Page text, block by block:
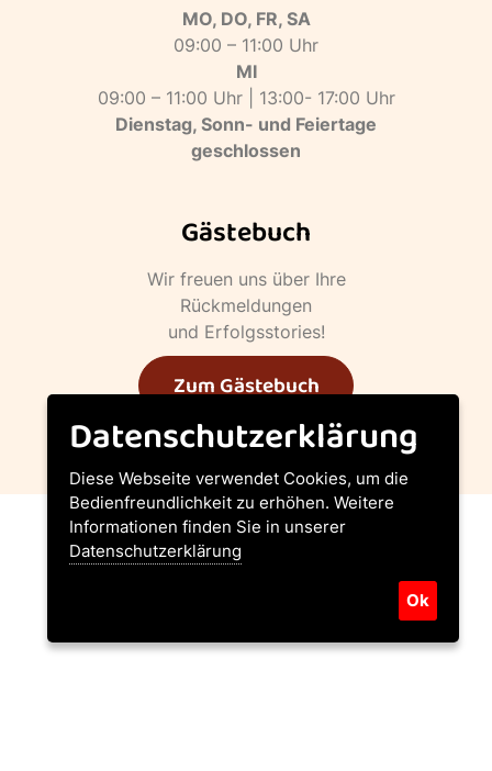
MO, DO, FR, SA
09:00 – 11:00 Uhr
MI
09:00 – 11:00 Uhr | 13:00- 17:00 Uhr
Dienstag, Sonn- und Feiertage
geschlossen
Gästebuch
Wir freuen uns über Ihre
Rückmeldungen
und Erfolgsstories!
Zum Gästebuch
TIERSCHUTZVEREIN HALLEIN
Unsere Partner
Datenschutzerklärung
Diese Webseite verwendet Cookies, um die
Bedienfreundlichkeit zu erhöhen. Weitere
Informationen finden Sie in unserer
Datenschutzerklärung
Ok